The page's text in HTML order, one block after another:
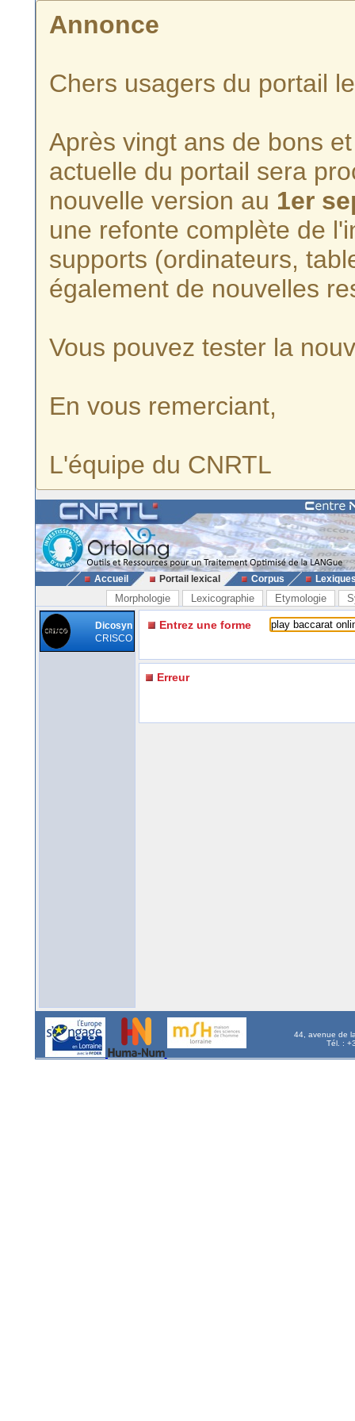
Annonce
Chers usagers du portail
Après vingt ans de bons
actuelle du portail sera
nouvelle version au 1er
une refonte complète de
supports (ordinateurs,
également de nouvelles
Vous pouvez tester la
En vous remerciant,
L'équipe du CNRTL
Accueil Portail lexical Corpus
Morphologie Lexicographie Etymologie
Dicosyn
CRISCO
Entrez une forme
Erreur
44, avenue de
Tél. :